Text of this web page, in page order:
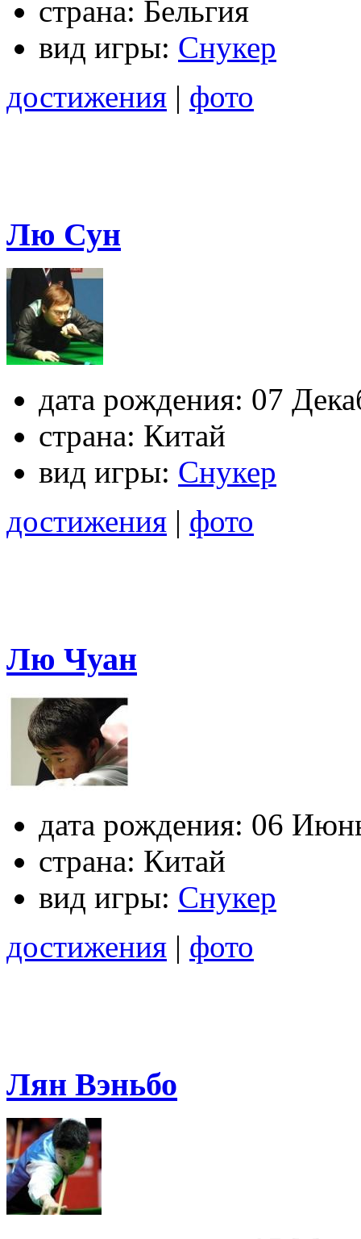
страна: Бельгия
вид игры: Снукер
достижения | фото
Лю Сун
дата рождения: 07
страна: Китай
вид игры: Снукер
достижения | фото
Лю Чуан
дата рождения: 06
страна: Китай
вид игры: Снукер
достижения | фото
Лян Вэньбо